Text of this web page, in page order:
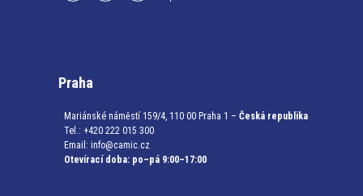
Praha
Mariánské náměstí 159/4, 110 00 Praha 1 – Česká republika
Tel.: +420 222 015 300
Email: info@camic.cz
Otevírací doba: po–pá 9:00–17:00